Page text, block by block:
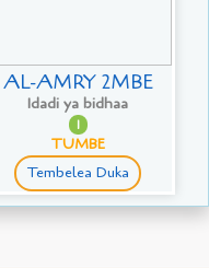
AL-AMRY 2MBE
Idadi ya bidhaa
1
TUMBE
Tembelea Duka